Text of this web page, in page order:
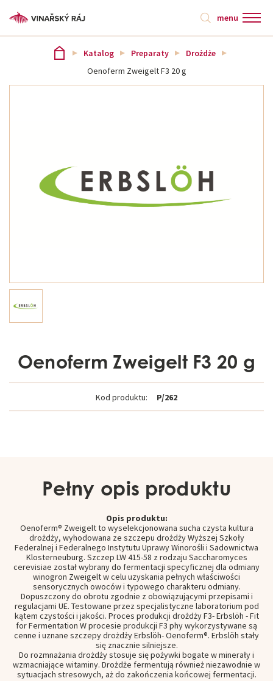
menu
Katalog Preparaty
Drożdże
Oenoferm Zweigelt F3 20 g
Oenoferm Zweigelt F3 20 g
Kod produktu: P/262
Pełny opis produktu
Opis produktu:
Oenoferm® Zweigelt to wyselekcjonowana sucha czysta kultura
drożdży, wyhodowana ze szczepu drożdży Wyższej Szkoły
Federalnej i Federalnego Instytutu Uprawy Winorośli i Sadownictwa
Klosterneuburg. Szczep LW 415-58 z rodzaju Saccharomyces
cerevisiae został wybrany do fermentacji specyficznej dla odmiany
winogron Zweigelt w celu uzyskania pełnych właściwości
sensorycznych owoców i typowego charakteru odmiany.
Dopuszczony do obrotu zgodnie z obowiązującymi przepisami i
regulacjami UE. Testowane przez specjalistyczne laboratorium pod
kątem czystości i jakości. Proces produkcji drożdży F3- Erbslöh - Fit
for Fermentation W procesie produkcji F3 phy wykorzystywane są
cenne i uznane szczepy drożdży Erbslöh- Oenoferm®. Erbslöh stały
się znacznie silniejsze.
Do rozmnażania drożdży stosuje się pożywki bogate w minerały i
wzmacniające witaminy. Drożdże fermentują również niezawodnie w
sytuacjach stresowych, aż do zakończenia końcowej fermentacji.